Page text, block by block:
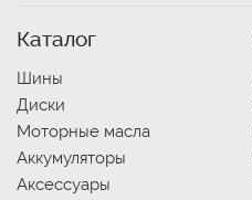
Каталог
Шины
Диски
Моторные масла
Аккумуляторы
Аксессуары